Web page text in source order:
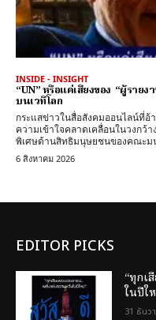
INSIDE - INSIGHT
“UN” หรือแค่เสียงของ “ผู้ราย
บนเวทีโลก
กระแสข่าวในสื่อสังคมออนไลน์ที่อ้
ความเข้าใจคลาดเคลื่อนในวงกว้
พิเศษด้านสิทธิมนุษยชนของคณะ
6 สิงหาคม 2026
EDITOR PICKS
“ทุกเ
ในปีใ
31 ธันว